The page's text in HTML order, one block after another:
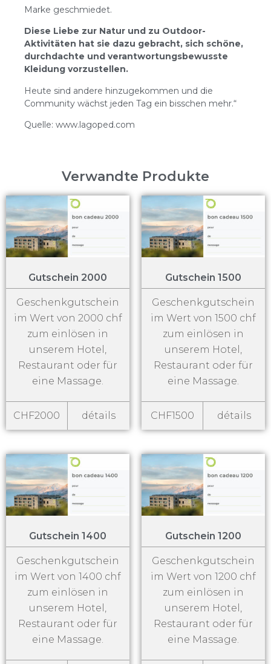
Marke geschmiedet.
Diese Liebe zur Natur und zu Outdoor-
Aktivitäten hat sie dazu gebracht, sich schöne,
durchdachte und verantwortungsbewusste
Kleidung vorzustellen.
Heute sind andere hinzugekommen und die
Community wächst jeden Tag ein bisschen mehr.“
Quelle: www.lagoped.com
Verwandte Produkte
Gutschein 2000
Geschenkgutschein
im Wert von 2000 chf
zum einlösen in
unserem Hotel,
Restaurant oder für
eine Massage.
CHF2000 détails
Gutschein 1500
Geschenkgutschein
im Wert von 1500 chf
zum einlösen in
unserem Hotel,
Restaurant oder für
eine Massage.
CHF1500 détails
Gutschein 1400
Geschenkgutschein
im Wert von 1400 chf
zum einlösen in
unserem Hotel,
Restaurant oder für
eine Massage.
Gutschein 1200
Geschenkgutschein
im Wert von 1200 chf
zum einlösen in
unserem Hotel,
Restaurant oder für
eine Massage.